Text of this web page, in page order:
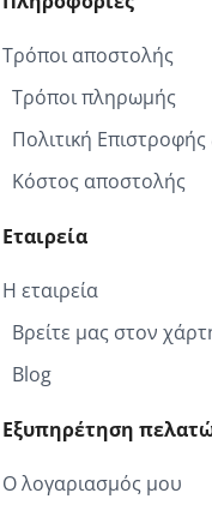
Τρόποι αποστολής
Τρόποι πληρωμής
Πολιτική
Κόστος αποστολής
Εταιρεία
Η εταιρεία
Βρείτε μας στον
Blog
Εξυπηρέτηση
Ο λογαριασμός μου